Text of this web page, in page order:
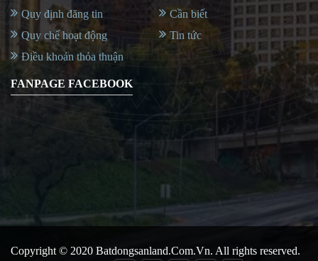
Quy định đăng tin
Quy chế hoạt động
Điều khoản thỏa thuận
Cần biết
Tin tức
FANPAGE FACEBOOK
Copyright © 2020 Batdongsanland.com.vn. All rights reserved.